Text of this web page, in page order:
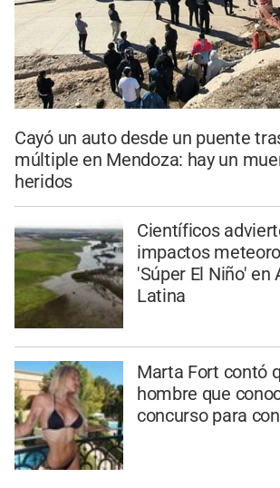
Cayó un auto desde un puente
múltiple en Mendoza: hay un
heridos
Científicos
impactos
'Súper El Niño' en
Latina
Marta Fort contó
hombre que
concurso para